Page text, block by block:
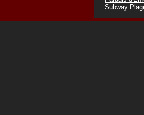
Subway